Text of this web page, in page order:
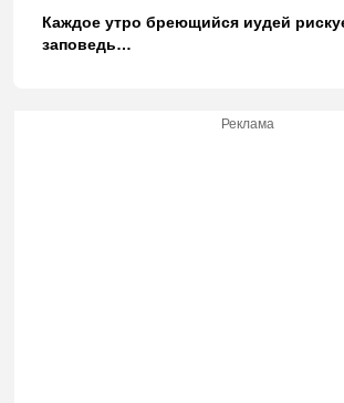
Каждое утро бреющийся иудей
заповедь…
Реклама